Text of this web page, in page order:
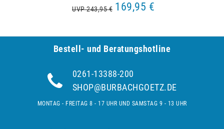
UVP 243,95 € 169,95 €
Bestell- und Be­ra­tungs­hot­line
0261-13388-200
SHOP@BURBACHGOETZ.DE
MONTAG - FREITAG 8 - 17 UHR UND SAMSTAG 9 - 13 UHR